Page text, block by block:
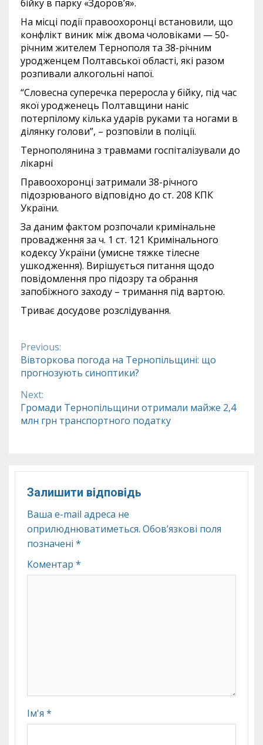
бійку в парку «Здоров’я».
На місці події правоохоронці встановили, що
конфлікт виник між двома чоловіками — 50-
річним жителем Тернополя та 38-річним
уродженцем Полтавської області, які разом
розпивали алкогольні напої.
“Словесна суперечка переросла у бійку, під час
якої уродженець Полтавщини наніс
потерпілому кілька ударів руками та ногами в
ділянку голови”, – розповіли в поліції.
Тернополянина з травмами госпіталізували до
лікарні
Правоохоронці затримали 38-річного
підозрюваного відповідно до ст. 208 КПК
України.
За даним фактом розпочали кримінальне
провадження за ч. 1 ст. 121 Кримінального
кодексу України (умисне тяжке тілесне
ушкодження). Вирішується питання щодо
повідомлення про підозру та обрання
запобіжного заходу – тримання під вартою.
Триває досудове розслідування.
Continue
Reading
Previous:
Вівторкова погода на Тернопільщині: що
прогнозують синоптики?
Next:
Громади Тернопільщини отримали майже 2,4
млн грн транспортного податку
Залишити відповідь
Ваша e-mail адреса не
оприлюднюватиметься. Обов’язкові поля
позначені *
Коментар *
Ім'я *